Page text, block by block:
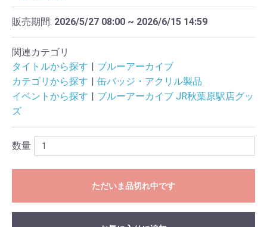
販売期間: 2026/5/27 08:00 ~ 2026/6/15 14:59
関連カテゴリ
タイトルから探す
ブルーアーカイブ
カテゴリから探す
缶バッジ・アクリル製品
イベントから探す
ブルーアーカイブ JR秋葉原駅店グッ
ズ
数量
ただいま品切れ中です